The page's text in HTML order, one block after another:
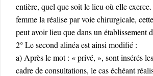
entière, quel que soit le lieu où elle
femme la réalise par voie chirurgicale,
peut avoir lieu que dans un établissement
2° Le second alinéa est ainsi modifié :
a) Après le mot : « privé, », sont insérés
cadre de consultations, le cas échéant